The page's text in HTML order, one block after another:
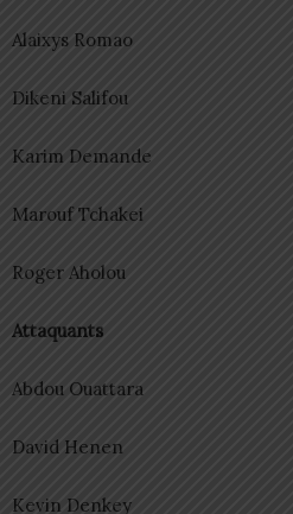
Alaixys Romao
Dikeni Salifou
Karim Demande
Marouf Tchakei
Roger Aholou
Attaquants
Abdou Ouattara
David Henen
Kevin Denkey